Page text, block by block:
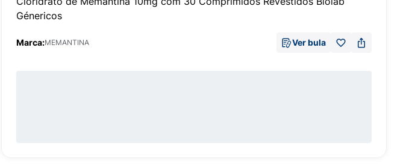
Génericos
Marca:MEMANTINA Ver bula